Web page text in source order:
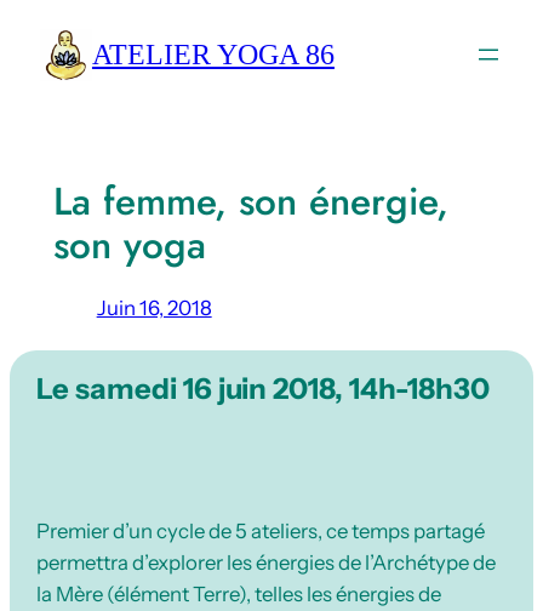
ATELIER YOGA 86
La femme, son énergie,
son yoga
Juin 16, 2018
Le samedi 16 juin 2018, 14h-18h30
Premier d’un cycle de 5 ateliers, ce temps partagé
permettra d’explorer les énergies de l’Archétype de
la Mère (élément Terre), telles les énergies de